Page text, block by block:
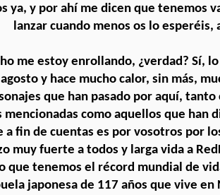
ya, y por ahí me dicen que tenemos
lanzar cuando menos os lo esperéis,
me estoy enrollando, ¿verdad? Sí,
y hace mucho calor, sin más,
que han pasado por aquí,
mencionadas como aquellos que han
a fin de cuentas es por vosotros por
muy fuerte a todos y larga vida a
que tenemos el récord mundial de
japonesa de 117 años que vive en